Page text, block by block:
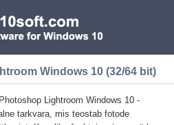
Windows 10 (32/64 bit)
Lightroom Windows 10 -
tarkvara, mis teostab fotode